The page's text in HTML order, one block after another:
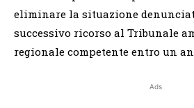
eliminare la situazione
successivo ricorso al Tribunale
regionale competente entro un
Ads